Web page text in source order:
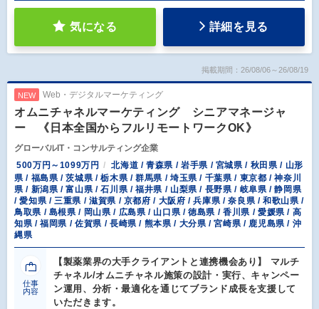
気になる 詳細を見る
掲載期間：26/08/06～26/08/19
NEW Web・デジタルマーケティング
オムニチャネルマーケティング シニアマネージャ
ー 《日本全国からフルリモートワークOK》
グローバルIT・コンサルティング企業
500万円～1099万円
北海道 / 青森県 / 岩手県 / 宮城県 / 秋田県 / 山形
県 / 福島県 / 茨城県 / 栃木県 / 群馬県 / 埼玉県 / 千葉県 / 東京都 / 神奈川
県 / 新潟県 / 富山県 / 石川県 / 福井県 / 山梨県 / 長野県 / 岐阜県 / 静岡県
/ 愛知県 / 三重県 / 滋賀県 / 京都府 / 大阪府 / 兵庫県 / 奈良県 / 和歌山県 /
鳥取県 / 島根県 / 岡山県 / 広島県 / 山口県 / 徳島県 / 香川県 / 愛媛県 / 高
知県 / 福岡県 / 佐賀県 / 長崎県 / 熊本県 / 大分県 / 宮崎県 / 鹿児島県 / 沖
縄県
仕事
内容
【製薬業界の大手クライアントと連携機会あり】 マルチ
チャネル/オムニチャネル施策の設計・実行、キャンペー
ン運用、分析・最適化を通じてブランド成長を支援して
いただきます。